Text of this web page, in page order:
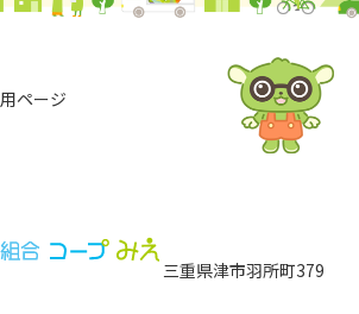
三重県津市⽻所町379
ページ